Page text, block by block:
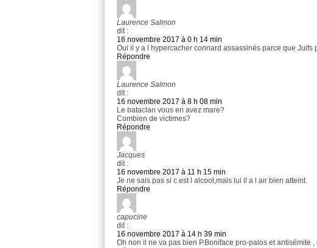
Laurence Salmon
dit :
16 novembre 2017 à 0 h 14 min
Oui il y a l hypercacher connard assassinés parce que
Répondre
Laurence Salmon
dit :
16 novembre 2017 à 8 h 08 min
Le bataclan vous en avez mare?
Combien de victimes?
Répondre
Jacques
dit :
16 novembre 2017 à 11 h 15 min
Je ne sais pas si c est l alcool,mais lui il a l air bien atteint.
Répondre
capucine
dit :
16 novembre 2017 à 14 h 39 min
Oh non il ne va pas bien P.Boniface pro-palos et